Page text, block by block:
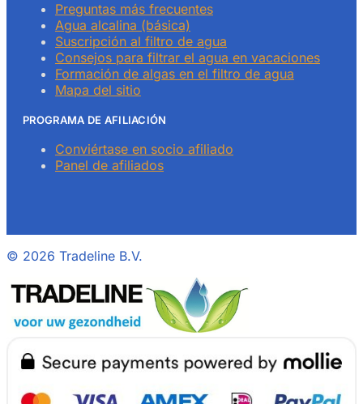
Preguntas más frecuentes
Agua alcalina (básica)
Suscripción al filtro de agua
Consejos para filtrar el agua en vacaciones
Formación de algas en el filtro de agua
Mapa del sitio
PROGRAMA DE AFILIACIÓN
Conviértase en socio afiliado
Panel de afiliados
© 2026 Tradeline B.V.